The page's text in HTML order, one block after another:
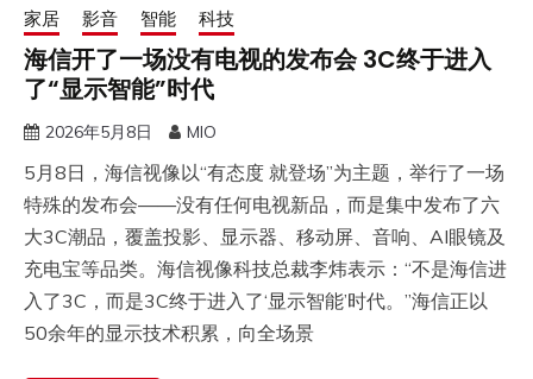
家居 影音 智能 科技
海信开了一场没有电视的发布会 3C终于进入
了“显示智能”时代
2026年5月8日 MIO
5月8日，海信视像以“有态度 就登场”为主题，举行了一场
特殊的发布会——没有任何电视新品，而是集中发布了六
大3C潮品，覆盖投影、显示器、移动屏、音响、AI眼镜及
充电宝等品类。海信视像科技总裁李炜表示：“不是海信进
入了3C，而是3C终于进入了‘显示智能’时代。”海信正以
50余年的显示技术积累，向全场景